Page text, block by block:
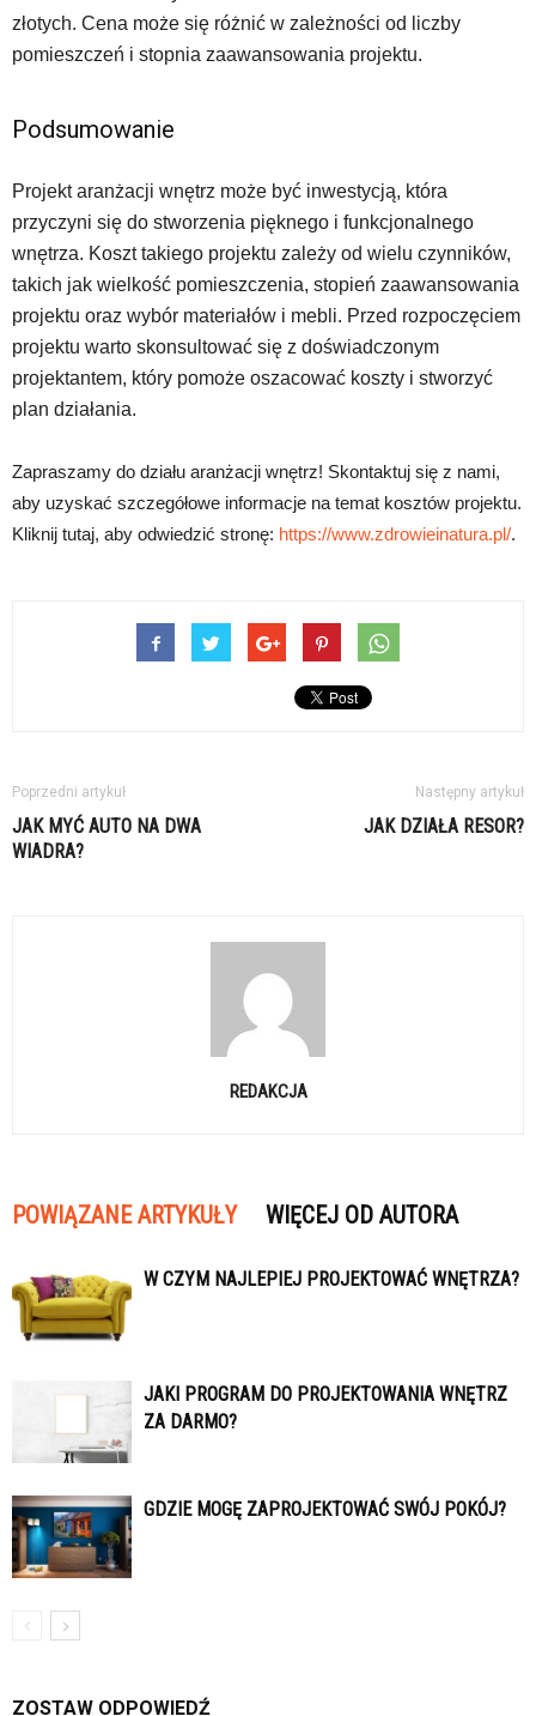
złotych. Cena może się różnić w zależności od liczby
pomieszczeń i stopnia zaawansowania projektu.
Podsumowanie
Projekt aranżacji wnętrz może być inwestycją, która
przyczyni się do stworzenia pięknego i funkcjonalnego
wnętrza. Koszt takiego projektu zależy od wielu czynników,
takich jak wielkość pomieszczenia, stopień zaawansowania
projektu oraz wybór materiałów i mebli. Przed rozpoczęciem
projektu warto skonsultować się z doświadczonym
projektantem, który pomoże oszacować koszty i stworzyć
plan działania.
Zapraszamy do działu aranżacji wnętrz! Skontaktuj się z nami,
aby uzyskać szczegółowe informacje na temat kosztów projektu.
Kliknij tutaj, aby odwiedzić stronę: https://www.zdrowieinatura.pl/.
Poprzedni artykuł
JAK MYĆ AUTO NA DWA
WIADRA?
Następny artykuł
JAK DZIAŁA RESOR?
REDAKCJA
POWIĄZANE ARTYKUŁY WIĘCEJ OD AUTORA
W CZYM NAJLEPIEJ PROJEKTOWAĆ WNĘTRZA?
JAKI PROGRAM DO PROJEKTOWANIA WNĘTRZ
ZA DARMO?
GDZIE MOGĘ ZAPROJEKTOWAĆ SWÓJ POKÓJ?
ZOSTAW ODPOWIEDŹ